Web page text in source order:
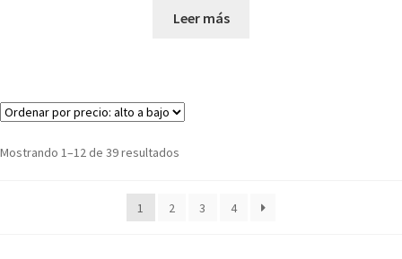
Leer más
Mostrando 1–12 de 39 resultados
1 2 3 4